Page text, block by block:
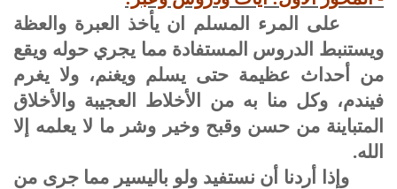
على المرء المسلم ان يأخذ العبرة والعظة
ويستنبط الدروس المستفادة مما يجري حوله ويقع
من أحداث عظيمة حتى يسلم ويغنم، ولا يغرم
فيندم، وكل منا به من الأخلاط العجيبة والأخلاق
المتباينة من حسن وقبح وخير وشر ما لا يعلمه إلا
الله.
وإذا أردنا أن نستفيد ولو باليسير مما جرى من